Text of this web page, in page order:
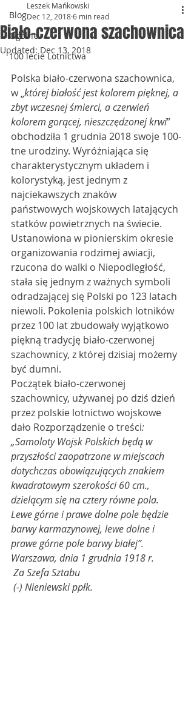
Blog
Ogólne
100 lecie Lotnictwa
Biało-czerwona szachownica
Leszek Mańkowski
Dec 12, 20186 min read
Updated: Dec 13, 2018
Polska biało-czerwona szachownica,
w „której białość jest kolorem pięknej, a
zbyt wczesnej śmierci, a czerwień
kolorem gorącej, nieszczędzonej krwi”
obchodziła 1 grudnia 2018 swoje 100-
tne urodziny. Wyróżniająca się
charakterystycznym układem i
kolorystyką, jest jednym z
najciekawszych znaków
państwowych wojskowych latających
statków powietrznych na świecie.
Ustanowiona w pionierskim okresie
organizowania rodzimej awiacji,
rzucona do walki o Niepodległość,
stała się jednym z ważnych symboli
odradzającej się Polski po 123 latach
niewoli. Pokolenia polskich lotników
przez 100 lat zbudowały wyjątkowo
piękną tradycję biało-czerwonej
szachownicy, z której dzisiaj możemy
być dumni.
Początek biało-czerwonej
szachownicy, używanej po dziś dzień
przez polskie lotnictwo wojskowe
dało Rozporządzenie o treści:
„Samoloty Wojsk Polskich będą w
przyszłości zaopatrzone w miejscach
dotychczas obowiązujących znakiem
kwadratowym szerokości 60 cm.,
dzielącym się na cztery równe pola.
Lewe górne i prawe dolne pole będzie
barwy karmazynowej, lewe dolne i
prawe górne pole barwy białej”.
Warszawa, dnia 1 grudnia 1918 r.
Za Szefa Sztabu
(-) Nieniewski ppłk.